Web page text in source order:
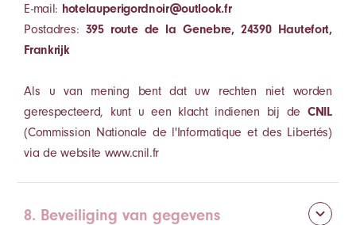
E-mail: hotelauperigordnoir@outlook.fr
Postadres: 395 route de la Genebre, 24390 Hautefort,
Frankrijk
Als u van mening bent dat uw rechten niet worden
gerespecteerd, kunt u een klacht indienen bij de CNIL
(Commission Nationale de l'Informatique et des Libertés)
via de website www.cnil.fr
8. Beveiliging van gegevens